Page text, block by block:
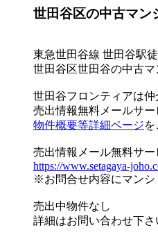
世田谷区の中古マン
東急世田谷線 世田谷駅徒
世田谷区世田谷の中古
世田谷フロンティアは仲
売出情報無料メールサー
物件概要等詳細ページ
売出情報メール無料サ
https://www.setagaya-
※お問合せ内容にマンシ
売出中物件なし
詳細はお問い合わせ下